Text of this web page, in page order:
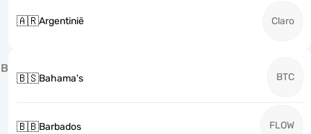
🇦🇷Argentinië Claro
B
🇧🇸Bahama's BTC
🇧🇧Barbados FLOW